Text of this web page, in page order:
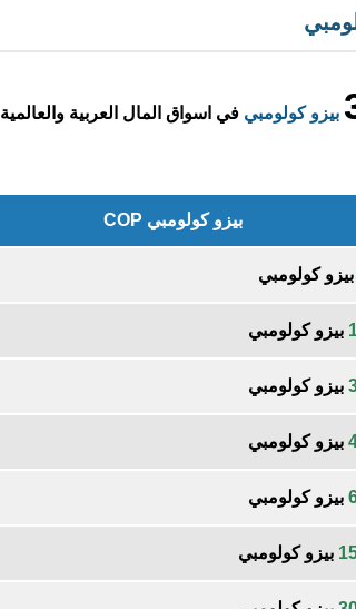
بيزو كولومبي في اسواق المال العربية والعالمية
بيزو كولومبي COP
بيزو كولومبي
بيزو كولومبي
بيزو كولومبي
بيزو كولومبي
بيزو كولومبي
بيزو كولومبي